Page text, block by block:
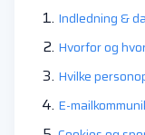
Indledning &
Hvorfor og
Hvilke
E-